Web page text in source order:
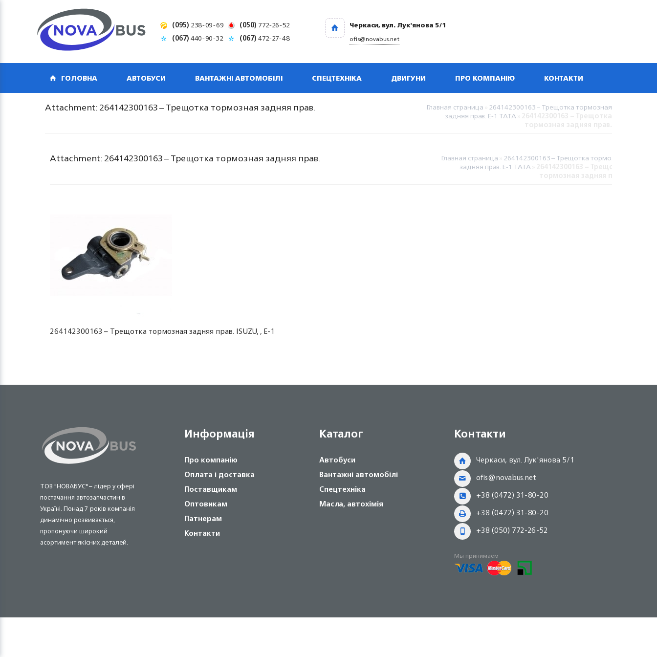
(095) 238-09-69 (050) 772-26-52
(067)440-90-32 (067)472-27-48
Черкаси, вул. Лук'янова 5/1
ofis@novabus.net
ГОЛОВНА АВТОБУСИ ВАНТАЖНІ АВТОМОБІЛІ СПЕЦТЕХНІКА ДВИГУНИ ПРО КОМПАНІЮ КОНТАКТИ
Attachment: 264142300163 – Трещотка тормозная задняя прав. Главная страница 264142300163 – Трещотка тормозная
задняя прав. Е-1 TATA
Attachment: 264142300163 – Трещотка тормозная задняя прав. Главная страница 264142300163 – Трещотка тормозная
задняя прав. Е-1 TATA
264142300163 – Трещотка тормозная задняя прав. ISUZU, , Е-1
ТОВ "НОВАБУС" – лідер у сфері
постачання автозапчастин в
Україні. Понад 7 років компанія
динамічно розвивається,
пропонуючи широкий
асортимент якісних деталей.
Информація
Про компанію
Оплата і доставка
Поставщикам
Оптовикам
Патнерам
Контакти
Каталог
Автобуси
Вантажні автомобілі
Спецтехніка
Масла, автохімія
Контакти
Черкаси, вул. Лук'янова 5/1
ofis@novabus.net
+38 (0472) 31-80-20
+38 (0472) 31-80-20
+38 (050) 772-26-52
Мы принимаем